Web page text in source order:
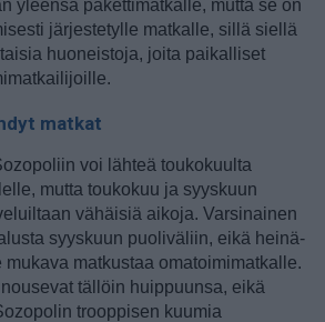
yleensä pakettimatkalle, mutta se on
järjestetylle matkalle, sillä siellä
huoneistoja, joita paikalliset
matkat
voi lähteä toukokuulta
mutta toukokuu ja syyskuun
vähäisiä aikoja. Varsinainen
syyskuun puoliväliin, eikä heinä-
matkustaa omatoimimatkalle.
tällöin huippuunsa, eikä
trooppisen kuumia